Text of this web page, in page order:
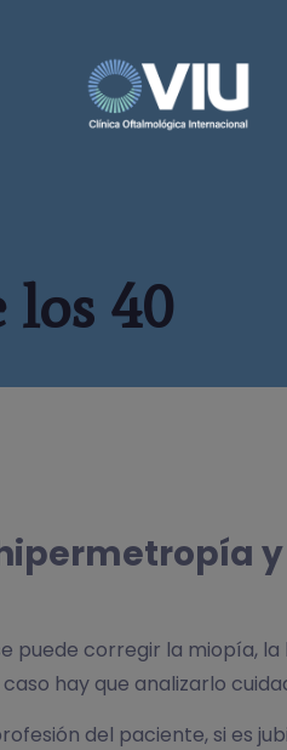
los 40
puede corregir la miopía,
hay que analizarlo
del paciente, si es